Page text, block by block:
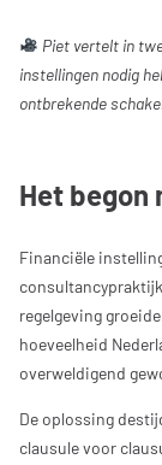
Piet vertelt in
instellingen nodig
ontbrekende
Het begon
Financiële
regelgeving
hoeveelheid
overweldigend
De oplossing
clausule voor